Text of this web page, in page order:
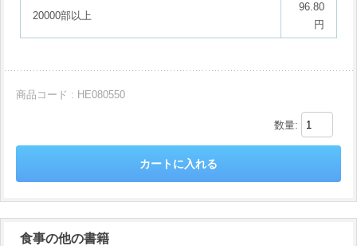
20000部以上
96.80
円
商品コード : HE080550
数量:
食事の他の書籍